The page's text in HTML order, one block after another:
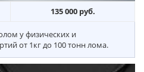
135 000 руб.
у физических и
от 1кг до 100 тонн лома.